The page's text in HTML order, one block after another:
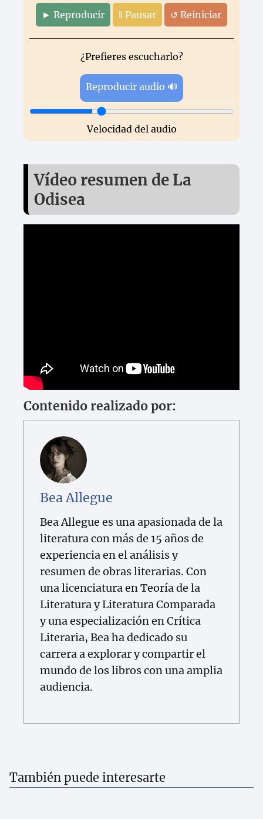
► Reproducir ‖ Pausar ↺ Reiniciar
¿Prefieres escucharlo?
Reproducir audio 🔊
Velocidad del audio
Vídeo resumen de La
Odisea
Contenido realizado por:
Bea Allegue
Bea Allegue es una apasionada de la
literatura con más de 15 años de
experiencia en el análisis y
resumen de obras literarias. Con
una licenciatura en Teoría de la
Literatura y Literatura Comparada
y una especialización en Crítica
Literaria, Bea ha dedicado su
carrera a explorar y compartir el
mundo de los libros con una amplia
audiencia.
También puede interesarte